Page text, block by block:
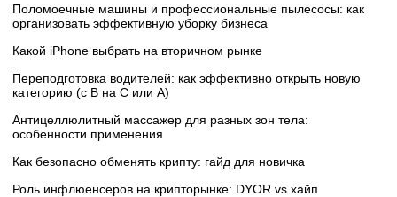
Поломоечные машины и профессиональные пылесосы: как
организовать эффективную уборку бизнеса
Какой iPhone выбрать на вторичном рынке
Переподготовка водителей: как эффективно открыть новую
категорию (с B на C или А)
Антицеллюлитный массажер для разных зон тела:
особенности применения
Как безопасно обменять крипту: гайд для новичка
Роль инфлюенсеров на крипторынке: DYOR vs хайп